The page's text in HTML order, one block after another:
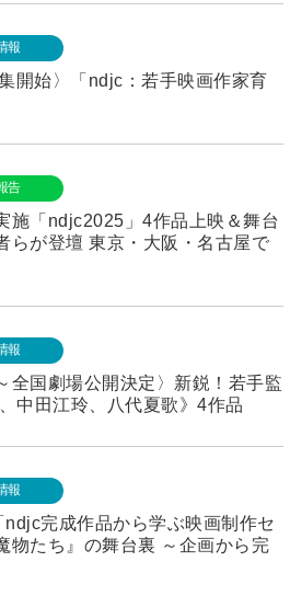
報
開始〉「ndjc：若手映画作家育
告
施「ndjc2025」4作品上映＆舞台
らが登壇 東京・大阪・名古屋で
報
全国劇場公開決定〉新鋭！若手監
中田江玲、八代夏歌》4作品
報
ndjc完成作品から学ぶ映画制作セ
物たち』の舞台裏 ～企画から完